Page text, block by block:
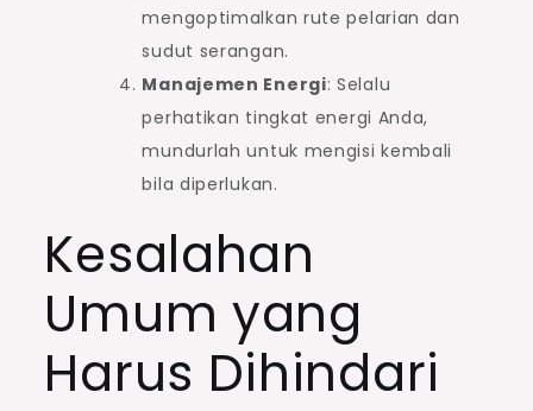
mengoptimalkan rute pelarian dan
sudut serangan.
Manajemen Energi: Selalu
perhatikan tingkat energi Anda,
mundurlah untuk mengisi kembali
bila diperlukan.
Kesalahan
Umum yang
Harus Dihindari